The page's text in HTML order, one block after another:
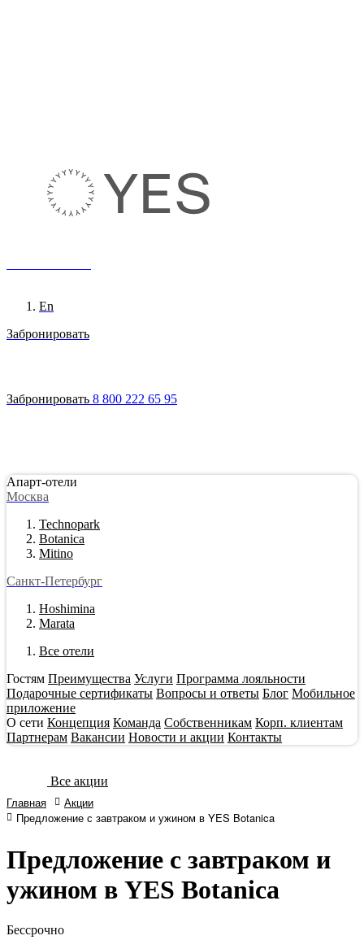
En
Забронировать
Забронировать 8 800 222 65 95
Апарт-отели
Москва
Technopark
Botanica
Mitino
Санкт-Петербург
Hoshimina
Marata
Все отели
Гостям Преимущества Услуги Программа лояльности
Подарочные сертификаты Вопросы и ответы Блог Мобильное
приложение
О сети Концепция Команда Собственникам Корп. клиентам
Партнерам Вакансии Новости и акции Контакты
Все акции
Главная
Акции
Предложение с завтраком и ужином в YES Botanica
Предложение с завтраком и
ужином в YES Botanica
Бессрочно